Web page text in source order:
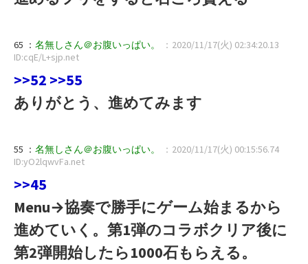
65 ： 名無しさん＠お腹いっぱい。
：2020/11/17(火) 02:34:20.13
ID:cqE/L+sjp.net
>>52 >>55
ありがとう、進めてみます
55 ： 名無しさん＠お腹いっぱい。
：2020/11/17(火) 00:15:56.74
ID:yO2lqwvFa.net
>>45
Menu→協奏で勝手にゲーム始まるから
進めていく。第1弾のコラボクリア後に
第2弾開始したら1000石もらえる。